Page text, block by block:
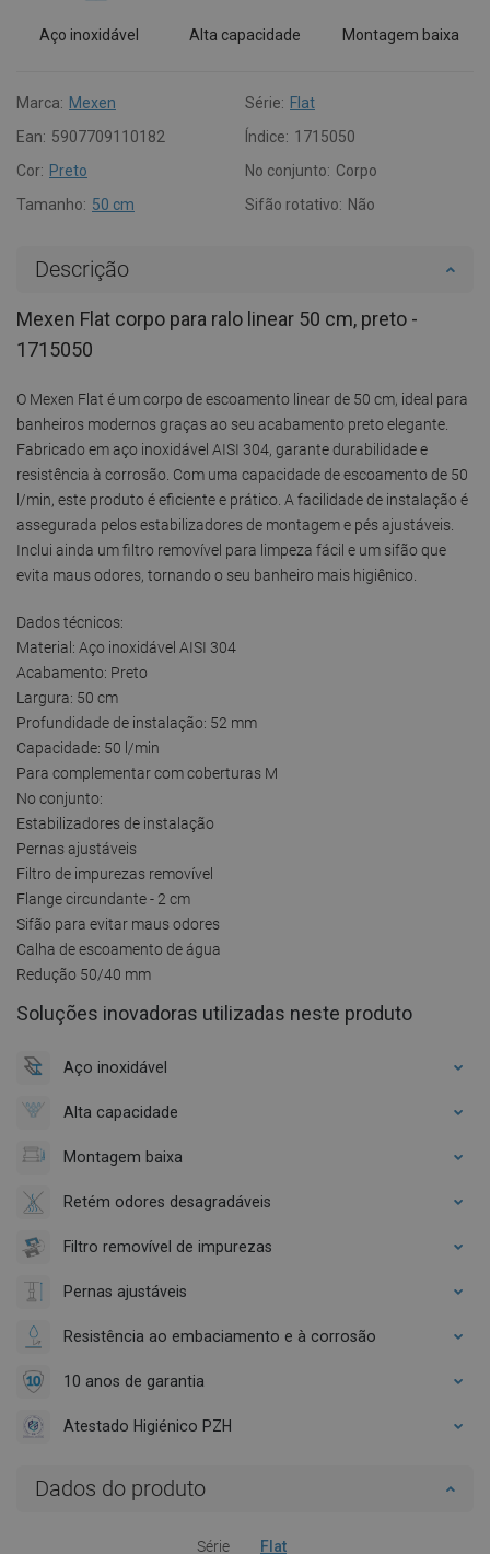
Aço inoxidável Alta capacidade Montagem baixa
Marca: Mexen Série: Flat
Ean: 5907709110182 Índice: 1715050
Cor: Preto No conjunto: Corpo
Tamanho: 50 cm Sifão rotativo: Não
Descrição
Mexen Flat corpo para ralo linear 50 cm, preto -
1715050
O Mexen Flat é um corpo de escoamento linear de 50 cm, ideal para
banheiros modernos graças ao seu acabamento preto elegante.
Fabricado em aço inoxidável AISI 304, garante durabilidade e
resistência à corrosão. Com uma capacidade de escoamento de 50
l/min, este produto é eficiente e prático. A facilidade de instalação é
assegurada pelos estabilizadores de montagem e pés ajustáveis.
Inclui ainda um filtro removível para limpeza fácil e um sifão que
evita maus odores, tornando o seu banheiro mais higiênico.
Dados técnicos:
Material: Aço inoxidável AISI 304
Acabamento: Preto
Largura: 50 cm
Profundidade de instalação: 52 mm
Capacidade: 50 l/min
Para complementar com coberturas M
No conjunto:
Estabilizadores de instalação
Pernas ajustáveis
Filtro de impurezas removível
Flange circundante - 2 cm
Sifão para evitar maus odores
Calha de escoamento de água
Redução 50/40 mm
Soluções inovadoras utilizadas neste produto
Aço inoxidável
Alta capacidade
Montagem baixa
Retém odores desagradáveis
Filtro removível de impurezas
Pernas ajustáveis
Resistência ao embaciamento e à corrosão
10 anos de garantia
Atestado Higiénico PZH
Dados do produto
Série Flat